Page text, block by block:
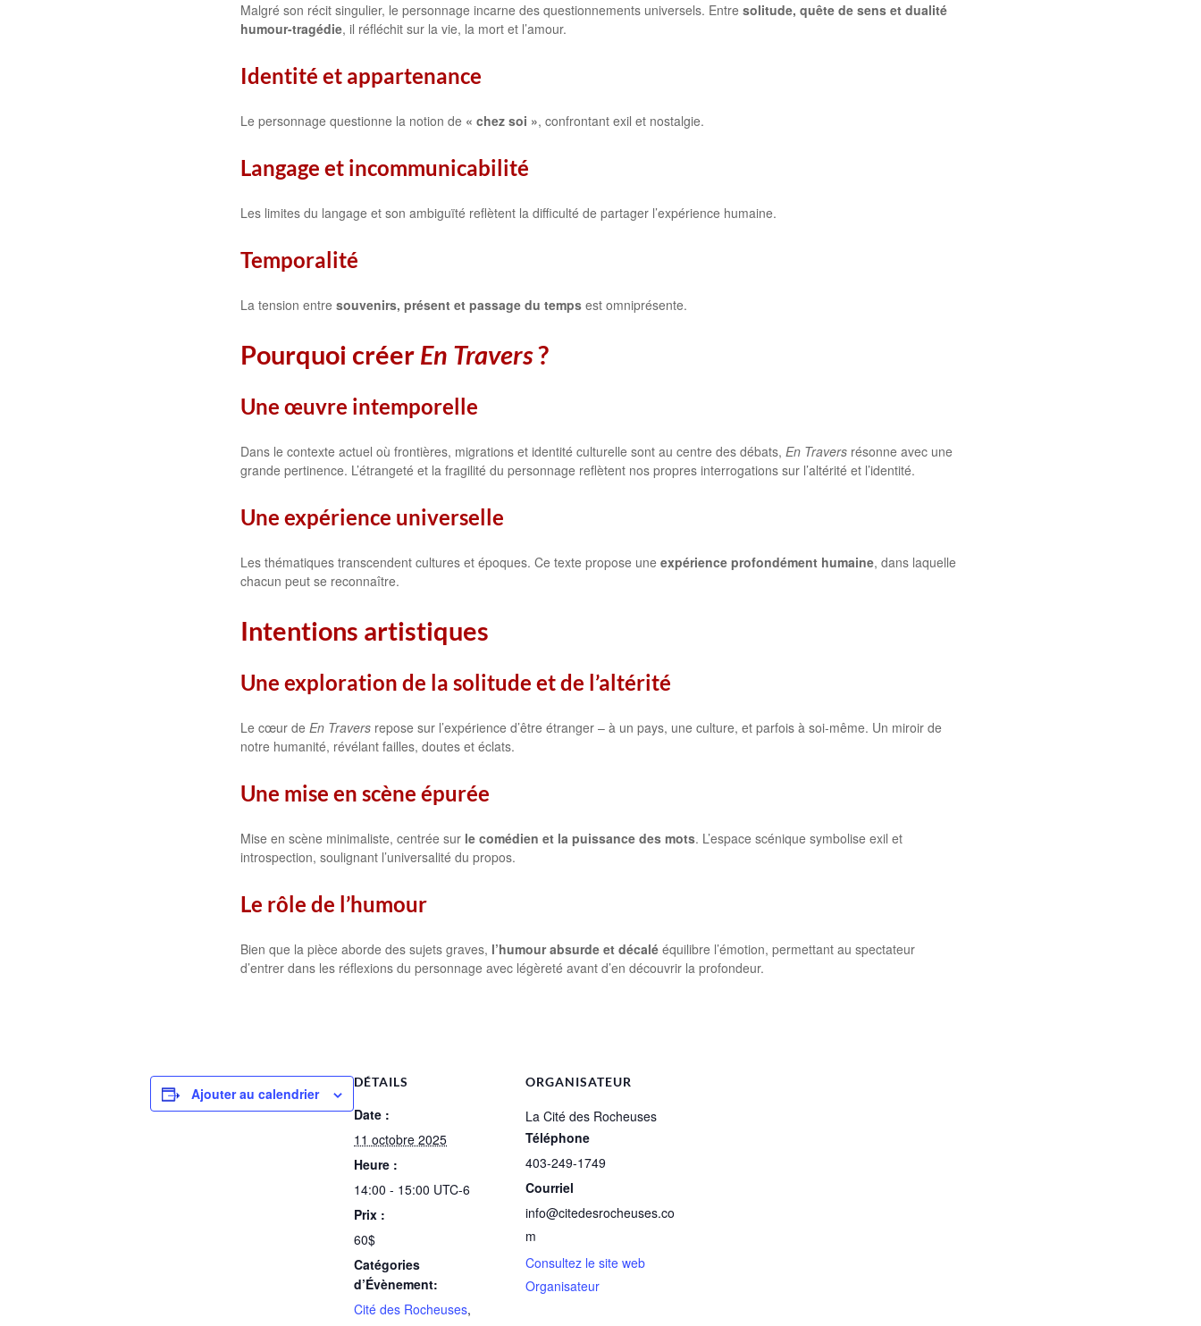
Malgré son récit singulier, le personnage incarne des questionnements universels. Entre solitude, quête de sens et dualité
humour-tragédie, il réfléchit sur la vie, la mort et l’amour.
Identité et appartenance
Le personnage questionne la notion de « chez soi », confrontant exil et nostalgie.
Langage et incommunicabilité
Les limites du langage et son ambiguïté reflètent la difficulté de partager l’expérience humaine.
Temporalité
La tension entre souvenirs, présent et passage du tempsest omniprésente.
Pourquoi créer En Travers?
Une œuvre intemporelle
Dans le contexte actuel où frontières, migrations et identité culturelle sont au centre des débats, En Traversrésonne avec une
grande pertinence. L’étrangeté et la fragilité du personnage reflètent nos propres interrogations sur l’altérité et l’identité.
Une expérience universelle
Les thématiques transcendent cultures et époques. Ce texte propose une expérience profondément humaine, dans laquelle
chacun peut se reconnaître.
Intentions artistiques
Une exploration de la solitude et de l’altérité
Le cœur de En Traversrepose sur l’expérience d’être étranger – à un pays, une culture, et parfois à soi-même. Un miroir de
notre humanité, révélant failles, doutes et éclats.
Une mise en scène épurée
Mise en scène minimaliste, centrée sur le comédien et la puissance des mots. L’espace scénique symbolise exil et
introspection, soulignant l’universalité du propos.
Le rôle de l’humour
Bien que la pièce aborde des sujets graves, l’humour absurde et décalééquilibre l’émotion, permettant au spectateur
d’entrer dans les réflexions du personnage avec légèreté avant d’en découvrir la profondeur.
Ajouter au calendrier
DÉTAILS
Date :
11 octobre 2025
Heure :
14:00 - 15:00 UTC-6
Prix :
60$
Catégories
d’Évènement:
Cité des Rocheuses,
ORGANISATEUR
La Cité des Rocheuses
Téléphone
403-249-1749
Courriel
info@citedesrocheuses.co
m
Consultez le site web
Organisateur